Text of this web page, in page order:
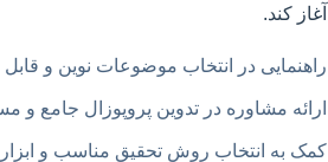
آغاز کند.
راهنمایی در انتخاب موضوعات نوین و قابل
ارائه مشاوره در تدوین پروپوزال جامع و
کمک به انتخاب روش تحقیق مناسب و ابزار